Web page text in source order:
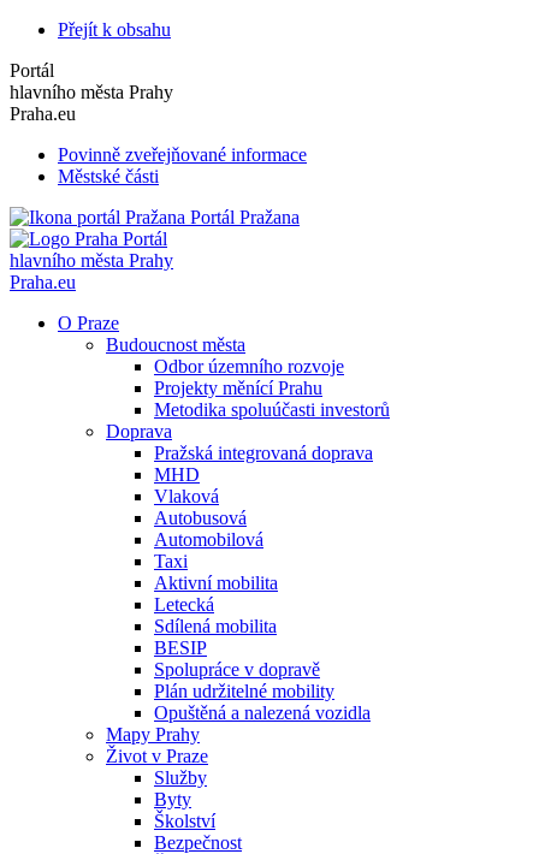
Přejít k obsahu
Portál
hlavního města Prahy
Praha.eu
Povinně zveřejňované informace
Městské části
Portál Pražana
Portál
hlavního města Prahy
Praha.eu
O Praze
Budoucnost města
Odbor územního rozvoje
Projekty měnící Prahu
Metodika spoluúčasti investorů
Doprava
Pražská integrovaná doprava
MHD
Vlaková
Autobusová
Automobilová
Taxi
Aktivní mobilita
Letecká
Sdílená mobilita
BESIP
Spolupráce v dopravě
Plán udržitelné mobility
Opuštěná a nalezená vozidla
Mapy Prahy
Život v Praze
Služby
Byty
Školství
Bezpečnost